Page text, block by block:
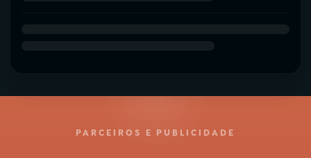
PARCEIROS E PUBLICIDADE